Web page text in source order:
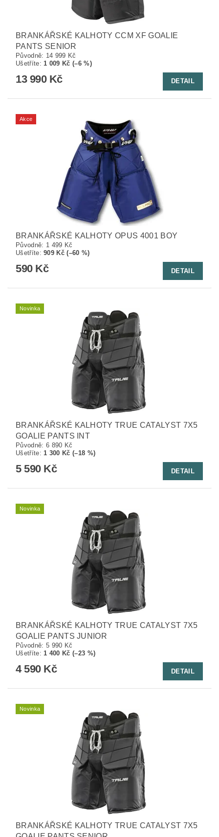
BRANKÁŘSKÉ KALHOTY CCM XF GOALIE
PANTS SENIOR
Původně: 14 999 Kč
Ušetříte: 1 009 Kč (–6 %)
13 990 Kč DETAIL
Akce
BRANKÁŘSKÉ KALHOTY OPUS 4001 BOY
Původně: 1 499 Kč
Ušetříte:909 Kč (–60 %)
590 Kč DETAIL
Novinka
BRANKÁŘSKÉ KALHOTY TRUE CATALYST 7X5
GOALIE PANTS INT
Původně: 6 890 Kč
Ušetříte: 1 300 Kč (–18 %)
5 590 Kč DETAIL
Novinka
BRANKÁŘSKÉ KALHOTY TRUE CATALYST 7X5
GOALIE PANTS JUNIOR
Původně: 5 990 Kč
Ušetříte:1 400 Kč (–23 %)
4 590 Kč DETAIL
Novinka
BRANKÁŘSKÉ KALHOTY TRUE CATALYST 7X5